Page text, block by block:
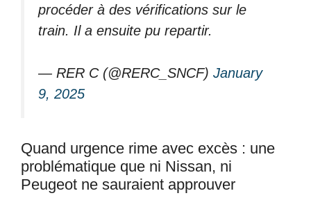
procéder à des vérifications sur le
train. Il a ensuite pu repartir.
— RER C (@RERC_SNCF) January
9, 2025
Quand urgence rime avec excès : une
problématique que ni Nissan, ni
Peugeot ne sauraient approuver